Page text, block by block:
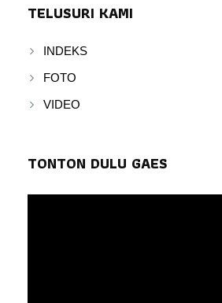
TELUSURI KAMI
INDEKS
FOTO
VIDEO
TONTON DULU GAES